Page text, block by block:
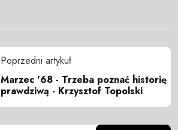
Poprzedni artykuł
Marzec '68 - Trzeba poznać historię
prawdziwą - Krzysztof Topolski